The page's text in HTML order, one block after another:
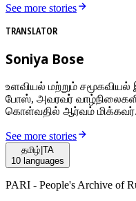
See more stories
TRANSLATOR
Soniya Bose
உளவியல் மற்றும்
போஸ், அவரவர்
கொள்வதில் ஆர்வம் மிக்கவர்.
See more stories
தமிழ்|TA
10 languages
PARI - People's Archive of